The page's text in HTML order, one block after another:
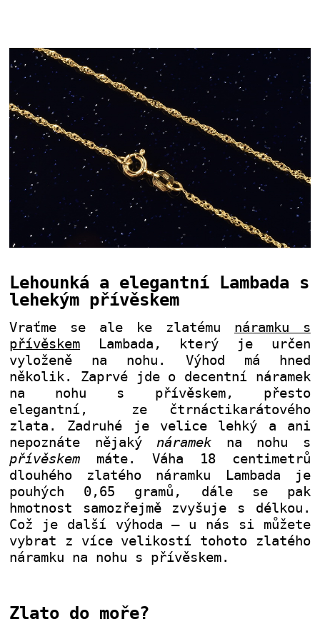
Lehounká a elegantní Lambada s
lehekým přívěskem
Vraťme se ale ke zlatému náramku s
přívěskem Lambada, který je určen
vyloženě na nohu. Výhod má hned
několik. Zaprvé jde o decentní náramek
na nohu s přívěskem, přesto
elegantní, ze čtrnáctikarátového
zlata. Zadruhé je velice lehký a ani
nepoznáte nějakýnáramek na nohu s
přívěskem máte. Váha 18 centimetrů
dlouhého zlatého náramku Lambada je
pouhých 0,65 gramů, dále se pak
hmotnost samozřejmě zvyšuje s délkou.
Což je další výhoda – u nás si můžete
vybrat z více velikostí tohoto zlatého
náramku na nohu s přívěskem.
Zlato do moře?